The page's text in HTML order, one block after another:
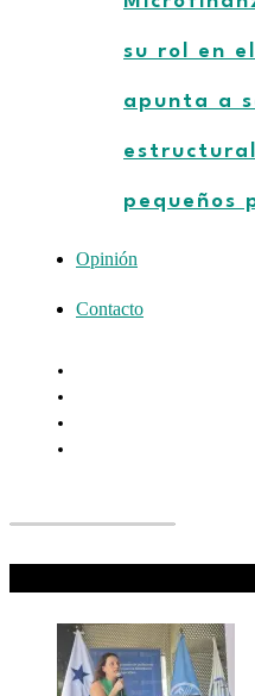
su rol en
apunta a
pequeños
Opinión
Contacto